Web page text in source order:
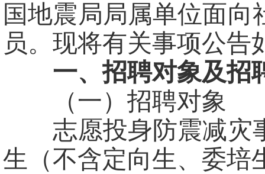
国地震局局属单位面
员。现将有关事项公告
一、招聘对象及招
（一）招聘对象
志愿投身防震减灾
生（不含定向生、委培